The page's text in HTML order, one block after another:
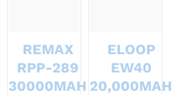
REMAX
RPP-289
30000MAH
ELOOP
EW40
20,000MAH